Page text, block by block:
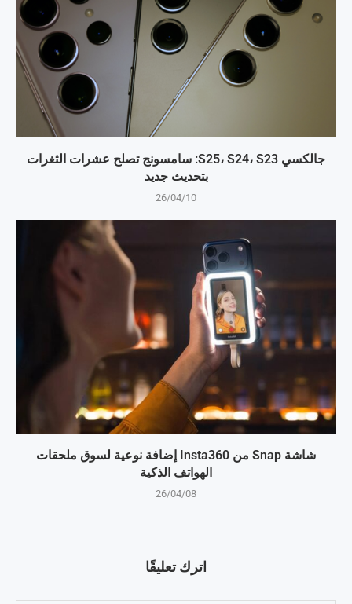
جالكسي S25، S24، S23: سامسونج تصلح عشرات الثغرات
بتحديث جديد
26/04/10
شاشة Snap من Insta360 إضافة نوعية لسوق ملحقات
الهواتف الذكية
26/04/08
اترك تعليقًا